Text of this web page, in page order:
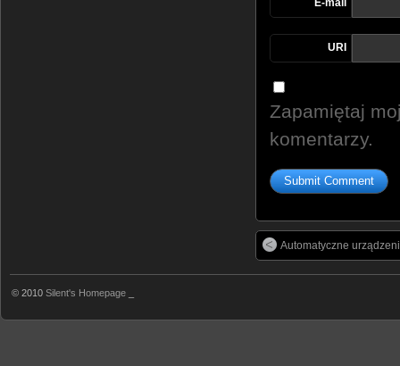
E-mail
URI
Zapamiętaj
komentarzy.
Automatyczne
© 2010 Silent's Homepage